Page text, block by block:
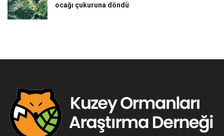
ocağı çukuruna döndü